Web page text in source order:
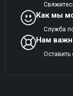
Как мы
Служба
Нам
Оставить